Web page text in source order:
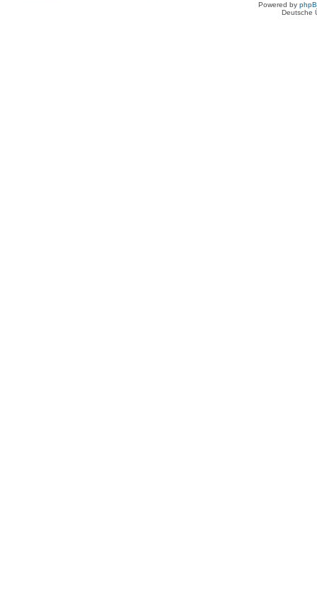
Powered by
Deutsche